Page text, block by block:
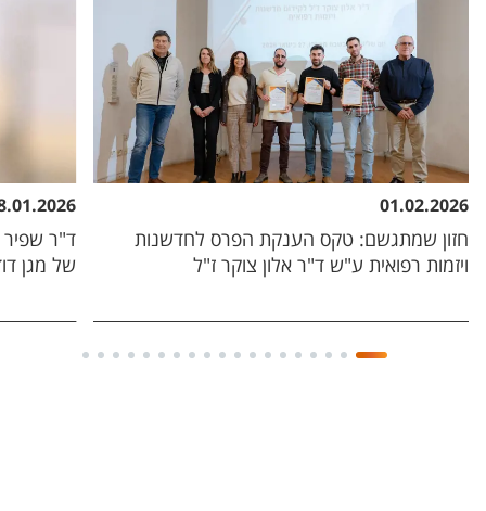
01.02.2026
חזון שמתגשם: טקס הענקת הפרס לחדשנות
ויזמות רפואית ע"ש ד"ר אלון צוקר ז"ל
ד"ר שפיר
של מגן